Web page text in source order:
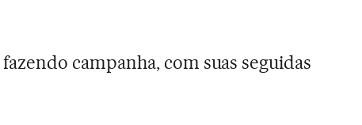
campanha, com suas seguidas